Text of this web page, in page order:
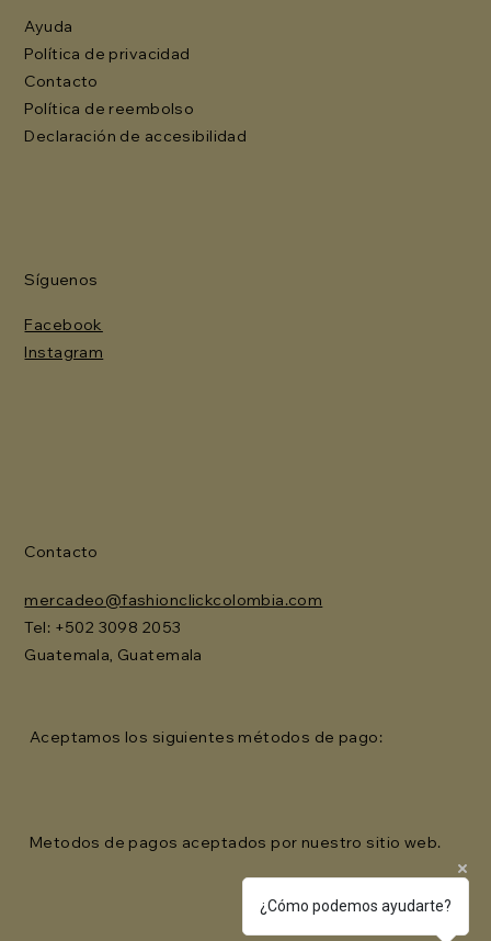
Ayuda
Política de privacidad
Contacto
Política de reembolso
Declaración de accesibilidad
Síguenos
Facebook
Instagram
Contacto
mercadeo@fashionclickcolombia.com
Tel: ‪+502 3098 2053‬
Guatemala, Guatemala
Aceptamos los siguientes métodos de pago:
Metodos de pagos aceptados por nuestro sitio web.
¿Cómo podemos ayudarte?